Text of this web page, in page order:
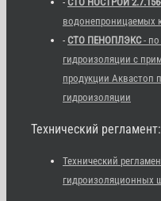
водонепроницаемых
- СТО ПЕНОПЛЭКС- по
гидроизоляции с
продукции Аквастоп
гидроизоляции
Технический регламент:
Технический
гидроизоляционных